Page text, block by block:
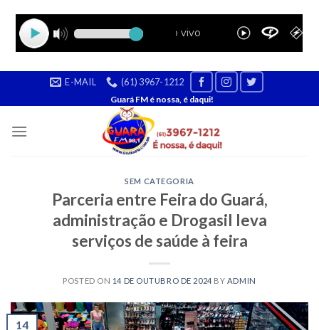
E-MAIL (61) 3967-1212
Guará FM é nossa, é daqui!
SEM CATEGORIA
Parceria entre Feira do Guará,
administração e Drogasil leva
serviços de saúde à feira
POSTED ON 14 DE OUTUBRO DE 2024 BY ADMIN
14